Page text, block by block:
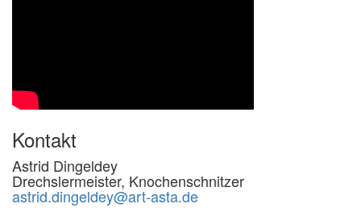
Kontakt
Astrid Dingeldey
Drechslermeister, Knochenschnitzer
astrid.dingeldey@art-asta.de